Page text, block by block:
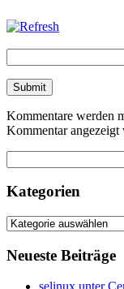
Kommentare werden
Kommentar angezeigt
Kategorien
Kategorien
Neueste Beiträge